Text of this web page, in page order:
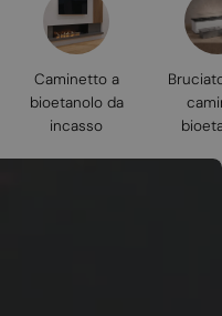
Caminetto a
bioetanolo da
incasso